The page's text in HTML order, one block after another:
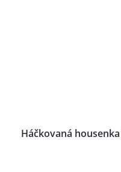
Háčkovaná housenka